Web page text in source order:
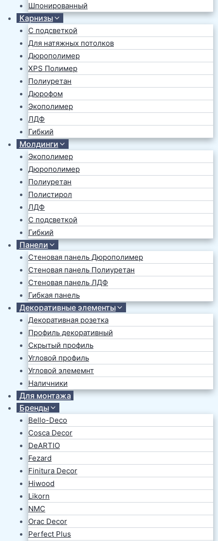
Шпонированный
Карнизы
С подсветкой
Для натяжных потолков
Дюрополимер
XPS Полимер
Полиуретан
Дюрофом
Экополимер
ЛДФ
Гибкий
Молдинги
Экополимер
Дюрополимер
Полиуретан
Полистирол
ЛДФ
С подсветкой
Гибкий
Панели
Стеновая панель Дюрополимер
Стеновая панель Полиуретан
Стеновая панель ЛДФ
Гибкая панель
Декоративные элементы
Декоративная розетка
Профиль декоративный
Скрытый профиль
Угловой профиль
Угловой элемемнт
Наличники
Для монтажа
Бренды
Bello-Deco
Cosca Decor
DeARTIO
Fezard
Finitura Decor
Hiwood
Likorn
NMC
Orac Decor
Perfect Plus